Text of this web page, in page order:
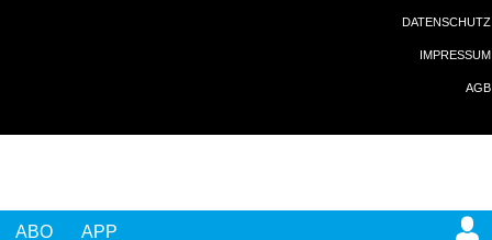
ABO APP
DATENSCHUTZ
IMPRESSUM
AGB